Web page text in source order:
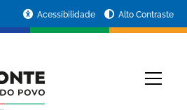
Acessibilidade Alto Contraste